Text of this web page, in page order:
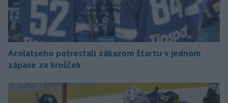
Acolatseho potrestali zákazom štartu v jednom
zápase za krošček